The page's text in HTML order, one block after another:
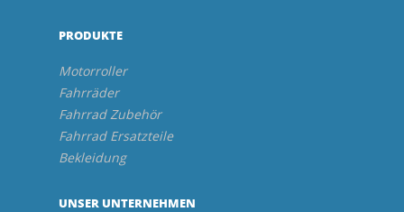
PRODUKTE
Motorroller
Fahrräder
Fahrrad Zubehör
Fahrrad Ersatzteile
Bekleidung
UNSER UNTERNEHMEN